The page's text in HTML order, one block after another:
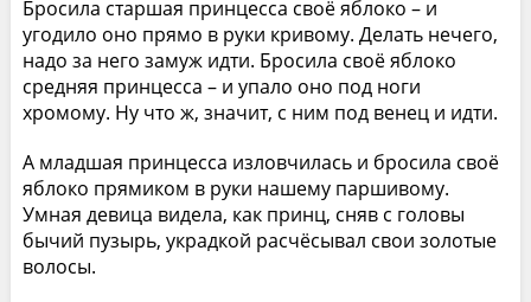
Бросила старшая принцесса своё яблоко – и
угодило оно прямо в руки кривому. Делать нечего,
надо за него замуж идти. Бросила своё яблоко
средняя принцесса – и упало оно под ноги
хромому. Ну что ж, значит, с ним под венец и идти.
А младшая принцесса изловчилась и бросила своё
яблоко прямиком в руки нашему паршивому.
Умная девица видела, как принц, сняв с головы
бычий пузырь, украдкой расчёсывал свои золотые
волосы.